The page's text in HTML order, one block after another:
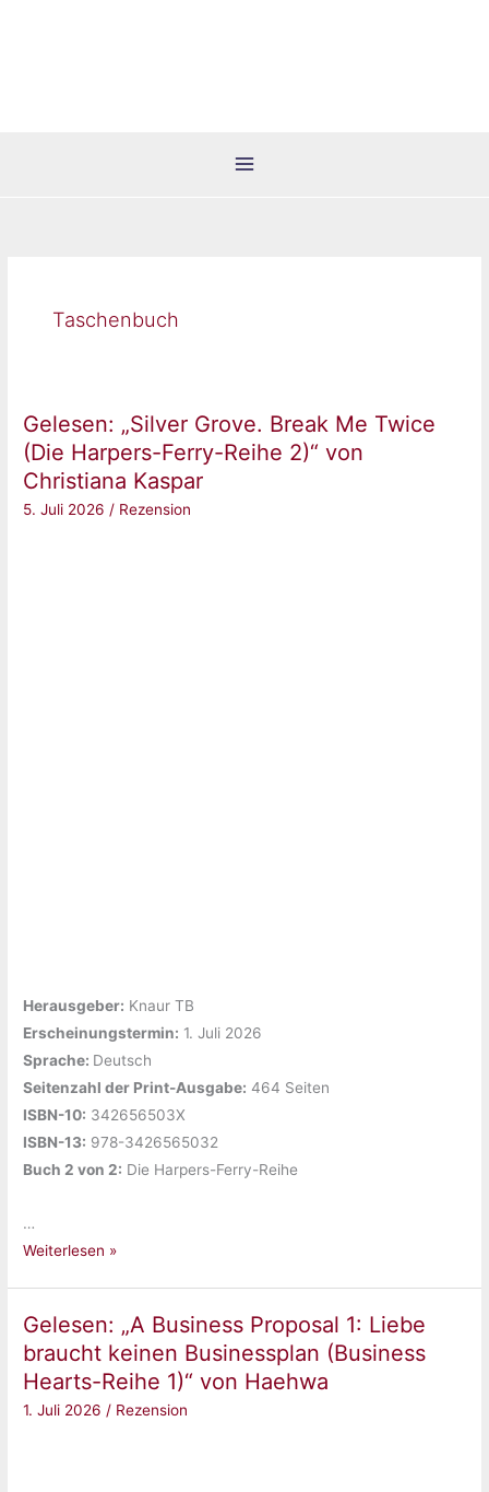
Taschenbuch
Gelesen: „Silver Grove. Break Me Twice
(Die Harpers-Ferry-Reihe 2)“ von
Christiana Kaspar
5. Juli 2026 / Rezension
Herausgeber: ‎Knaur TB
Erscheinungstermin: ‎1. Juli 2026
Sprache: ‎ Deutsch
Seitenzahl der Print-Ausgabe: ‎464 Seiten
ISBN-10: ‎342656503X
ISBN-13: ‎978-3426565032
Buch 2 von 2: ‎Die Harpers-Ferry-Reihe
…
Gelesen:
Break
Me
Twice
(Die
Weiterlesen »
Gelesen: „A Business Proposal 1: Liebe
braucht keinen Businessplan (Business
Hearts-Reihe 1)“ von Haehwa
1. Juli 2026 / Rezension